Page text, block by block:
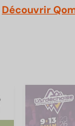
Découvrir